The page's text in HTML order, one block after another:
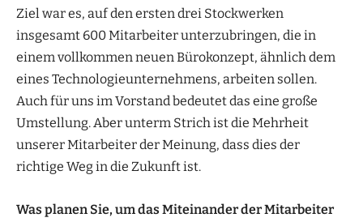
Ziel war es, auf den ersten drei Stockwerken
insgesamt 600 Mitarbeiter unterzubringen, die in
einem vollkommen neuen Bürokonzept, ähnlich dem
eines Technologieunternehmens, arbeiten sollen.
Auch für uns im Vorstand bedeutet das eine große
Umstellung. Aber unterm Strich ist die Mehrheit
unserer Mitarbeiter der Meinung, dass dies der
richtige Weg in die Zukunft ist.
Was planen Sie, um das Miteinander der Mitarbeiter